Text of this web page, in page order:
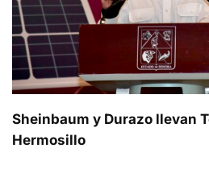
Sheinbaum y Durazo llevan
Hermosillo